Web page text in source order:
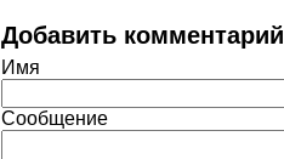
Добавить комментарий
Имя
Сообщение